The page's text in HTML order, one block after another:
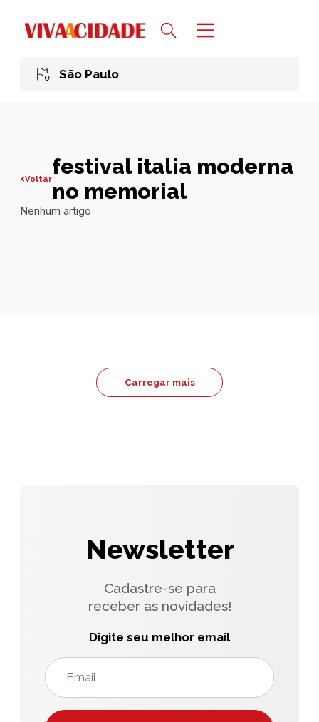
São Paulo
Voltarfestival italia moderna
no memorial
Nenhum artigo
Carregar mais
Newsletter
Cadastre-se para
receber as novidades!
Digite seu melhor email